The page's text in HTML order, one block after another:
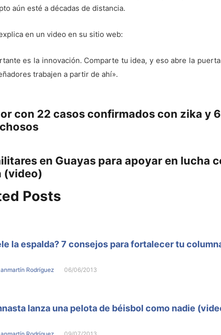
aún esté a décadas de distancia.
en un video en su sitio web:
es la innovación. Comparte tu idea, y eso abre la
trabajen a partir de ahí».
con 22 casos confirmados con zika y
en Guayas para apoyar en lucha
(video)
Posts
la espalda? 7 consejos para fortalecer tu
Rodríguez 06/06/2013
lanza una pelota de béisbol como nadie